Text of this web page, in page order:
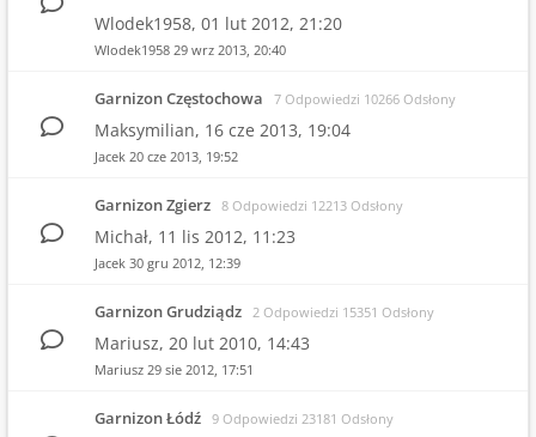
Wlodek1958, 01 lut 2012, 21:20
Wlodek1958 29 wrz 2013, 20:40
Garnizon Częstochowa 7 Odpowiedzi 10266 Odsłony
Maksymilian, 16 cze 2013, 19:04
Jacek 20 cze 2013, 19:52
Garnizon Zgierz 8 Odpowiedzi 12213 Odsłony
Michał, 11 lis 2012, 11:23
Jacek 30 gru 2012, 12:39
Garnizon Grudziądz 2 Odpowiedzi 15351 Odsłony
Mariusz, 20 lut 2010, 14:43
Mariusz 29 sie 2012, 17:51
Garnizon Łódź 9 Odpowiedzi 23181 Odsłony